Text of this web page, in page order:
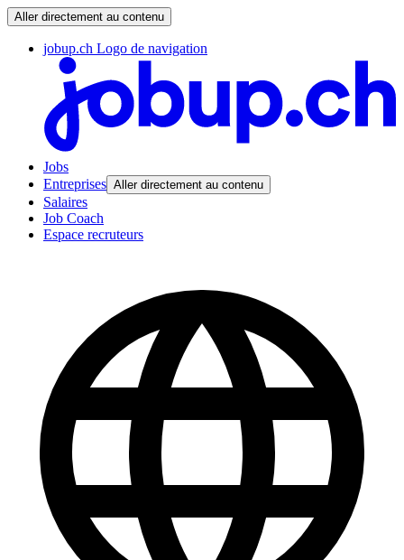
Aller directement au contenu
jobup.ch Logo de navigation
Jobs
Entreprises Aller directement au contenu
Salaires
Job Coach
Espace recruteurs